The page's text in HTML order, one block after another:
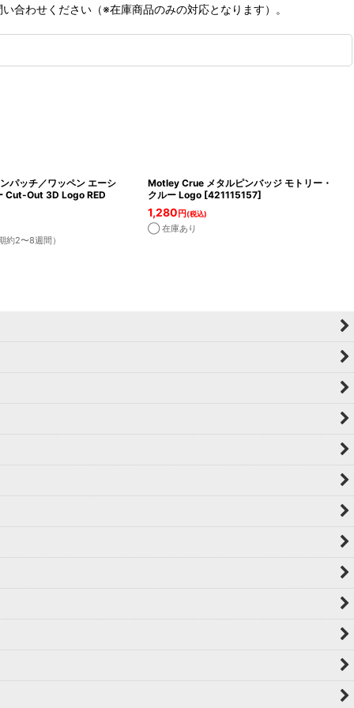
合わせください（※在庫商品のみの対応となります）。
パッチ／ワッペン エーシ
Cut-Out 3D Logo RED
約2〜8週間）
Motley Crue メタルピンバッジ モトリー・
クルー Logo [421115157]
1,280 円(税込)
◯ 在庫あり